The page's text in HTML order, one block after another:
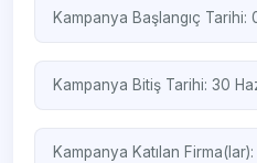
Kampanya Başlangıç
Kampanya Bitiş Tarihi: 30
Kampanya Katılan Firma(lar):